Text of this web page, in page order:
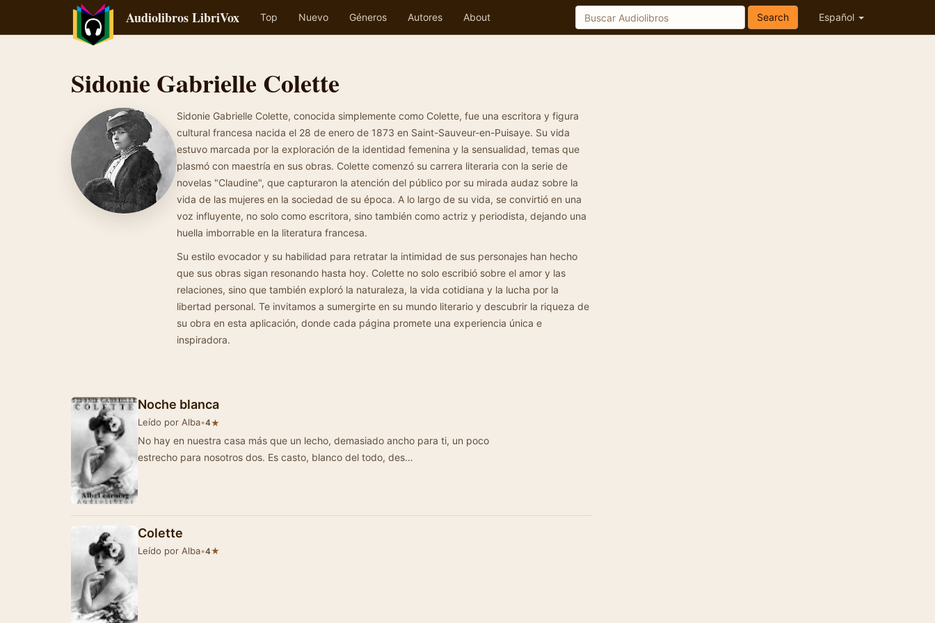
Audiolibros LibriVox Top Nuevo Géneros Autores About Español
Search
Sidonie Gabrielle Colette
Sidonie Gabrielle Colette, conocida simplemente como Colette, fue una escritora y figura
cultural francesa nacida el 28 de enero de 1873 en Saint-Sauveur-en-Puisaye. Su vida
estuvo marcada por la exploración de la identidad femenina y la sensualidad, temas que
plasmó con maestría en sus obras. Colette comenzó su carrera literaria con la serie de
novelas "Claudine", que capturaron la atención del público por su mirada audaz sobre la
vida de las mujeres en la sociedad de su época. A lo largo de su vida, se convirtió en una
voz influyente, no solo como escritora, sino también como actriz y periodista, dejando una
huella imborrable en la literatura francesa.
Su estilo evocador y su habilidad para retratar la intimidad de sus personajes han hecho
que sus obras sigan resonando hasta hoy. Colette no solo escribió sobre el amor y las
relaciones, sino que también exploró la naturaleza, la vida cotidiana y la lucha por la
libertad personal. Te invitamos a sumergirte en su mundo literario y descubrir la riqueza de
su obra en esta aplicación, donde cada página promete una experiencia única e
inspiradora.
Noche blanca
Leído por Alba•4★
No hay en nuestra casa más que un lecho, demasiado ancho para ti, un poco
estrecho para nosotros dos. Es casto, blanco del todo, des…
Colette
Leído por Alba•4★